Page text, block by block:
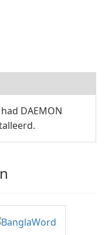
had DAEMON